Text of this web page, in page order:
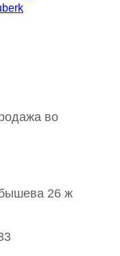
во
26 ж